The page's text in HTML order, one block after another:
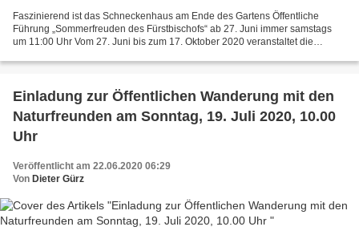
Faszinierend ist das Schneckenhaus am Ende des Gartens Öffentliche
Führung „Sommerfreuden des Fürstbischofs“ ab 27. Juni immer samstags
um 11:00 Uhr Vom 27. Juni bis zum 17. Oktober 2020 veranstaltet die
Einladung zur Öffentlichen Wanderung mit den
Naturfreunden am Sonntag, 19. Juli 2020, 10.00
Uhr
Veröffentlicht am 22.06.2020 06:29
Von Dieter Gürz